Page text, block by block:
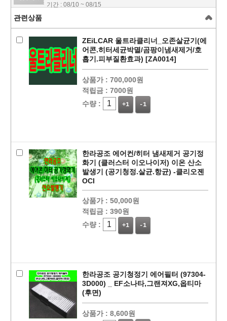
PAYCO 바로
기간 : 08/10 ~ 08/15
관련상품
ZEiLCAR 울트라클리너_오존살균기(에
어콘.히터세균박멸/곰팡이냄새제거/호
흡기.피부질환효과) [ZA0014]
상품가 : 700,000원
적립금 : 7000원
수량 :
+1 -1
한라공조 에어컨/히터 냄새제거 공기정
화기 (클러스터 이오나이저) 이온 산소
발생기 (공기청정.살균.항균) -클리오젠
OCI
상품가 : 50,000원
적립금 : 390원
수량 :
+1 -1
한라공조 공기청정기 에어필터 (97304-
3D000) _ EF소나타,그랜져XG,옵티마
(후면)
상품가 : 8,600원